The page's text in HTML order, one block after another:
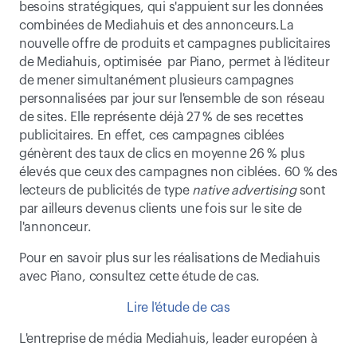
besoins stratégiques, qui s'appuient sur les données
combinées de Mediahuis et des annonceurs.La
nouvelle offre de produits et campagnes publicitaires
de Mediahuis, optimisée  par Piano, permet à l'éditeur
de mener simultanément plusieurs campagnes
personnalisées par jour sur l'ensemble de son réseau
de sites. Elle représente déjà 27 % de ses recettes
publicitaires. En effet, ces campagnes ciblées
génèrent des taux de clics en moyenne 26 % plus
élevés que ceux des campagnes non ciblées. 60 % des
lecteurs de publicités de type native advertising sont
par ailleurs devenus clients une fois sur le site de
l'annonceur.
Pour en savoir plus sur les réalisations de Mediahuis
avec Piano, consultez cette étude de cas.
Lire l'étude de cas
L'entreprise de média Mediahuis, leader européen à